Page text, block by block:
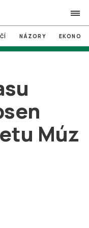
search
NÁZORY
Múz